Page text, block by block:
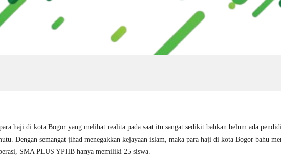
haji di kota Bogor yang melihat realita pada saat itu sangat sedikit bahkan belum ada
Dengan semangat jihad menegakkan kejayaan islam, maka para haji di kota Bogor bahu
SMA PLUS YPHB hanya memiliki 25 siswa.